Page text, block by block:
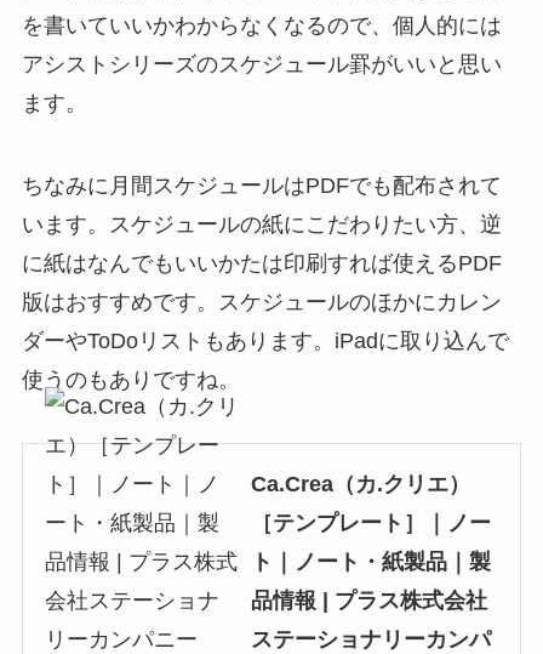
を書いていいかわからなくなるので、個人的には
アシストシリーズのスケジュール罫がいいと思い
ます。
ちなみに月間スケジュールはPDFでも配布されて
います。スケジュールの紙にこだわりたい方、逆
に紙はなんでもいいかたは印刷すれば使えるPDF
版はおすすめです。スケジュールのほかにカレン
ダーやToDoリストもあります。iPadに取り込んで
使うのもありですね。
Ca.Crea（カ.クリエ）
［テンプレート］｜ノー
ト｜ノート・紙製品｜製
品情報 | プラス株式会社
ステーショナリーカンパ